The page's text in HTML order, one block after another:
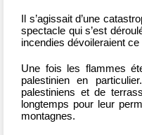
Il s’agissait d’une
spectacle qui s’est
incendies dévoileraient ce
Une fois les flammes
palestinien en
palestiniens et de
longtemps pour leur
montagnes.